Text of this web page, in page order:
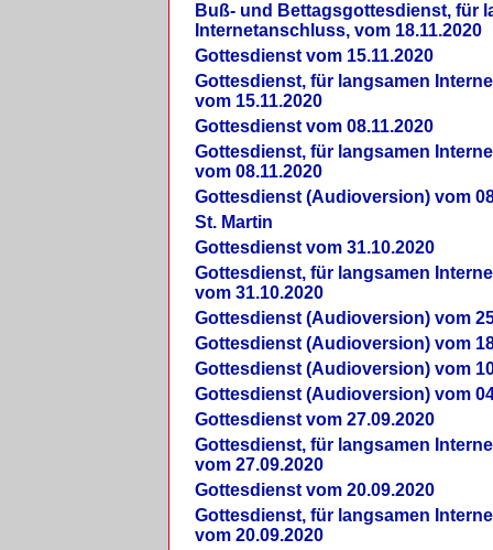
Buß- und Bettagsgottesdienst, für
Internetanschluss, vom 18.11.2020
Gottesdienst vom 15.11.2020
Gottesdienst, für langsamen
vom 15.11.2020
Gottesdienst vom 08.11.2020
Gottesdienst, für langsamen
vom 08.11.2020
Gottesdienst (Audioversion) vom
St. Martin
Gottesdienst vom 31.10.2020
Gottesdienst, für langsamen
vom 31.10.2020
Gottesdienst (Audioversion) vom
Gottesdienst (Audioversion) vom
Gottesdienst (Audioversion) vom
Gottesdienst (Audioversion) vom
Gottesdienst vom 27.09.2020
Gottesdienst, für langsamen
vom 27.09.2020
Gottesdienst vom 20.09.2020
Gottesdienst, für langsamen
vom 20.09.2020